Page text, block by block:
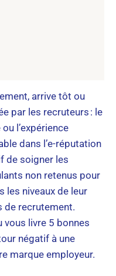
arrive tôt ou
par les recruteurs : le
l’expérience
dans l’e-réputation
de soigner les
non retenus pour
les niveaux de leur
de recrutement.
vous livre 5 bonnes
négatif à une
marque employeur.